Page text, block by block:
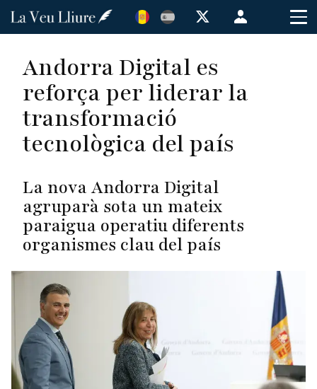
Vés
Menú
de
usuario
Andorra Digital es
reforça per liderar la
transformació
tecnològica del país
La nova Andorra Digital
agruparà sota un mateix
paraigua operatiu diferents
organismes clau del país